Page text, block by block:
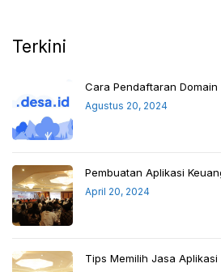
Terkini
Cara Pendaftaran Domain
Agustus 20, 2024
Pembuatan Aplikasi
April 20, 2024
Tips Memilih Jasa Aplikasi